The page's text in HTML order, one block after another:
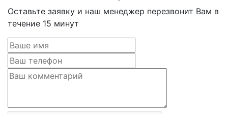
Оставьте заявку и наш менеджер перезвонит Вам в
течение 15 минут